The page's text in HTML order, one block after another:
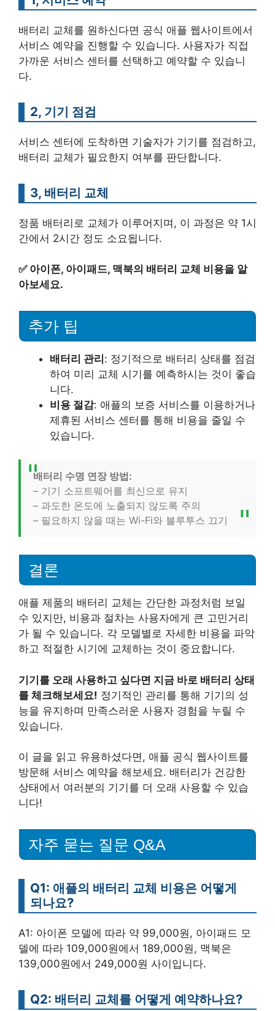
배터리 교체를 원하신다면 공식 애플 웹사이트에서
서비스 예약을 진행할 수 있습니다. 사용자가 직접
가까운 서비스 센터를 선택하고 예약할 수 있습니
다.
2, 기기 점검
서비스 센터에 도착하면 기술자가 기기를 점검하고,
배터리 교체가 필요한지 여부를 판단합니다.
3, 배터리 교체
정품 배터리로 교체가 이루어지며, 이 과정은 약 1시
간에서 2시간 정도 소요됩니다.
✅ 아이폰, 아이패드, 맥북의 배터리 교체 비용을 알
아보세요.
추가 팁
배터리 관리 : 정기적으로 배터리 상태를 점검
하여 미리 교체 시기를 예측하시는 것이 좋습
니다.
비용 절감: 애플의 보증 서비스를 이용하거나
제휴된 서비스 센터를 통해 비용을 줄일 수
있습니다.
배터리 수명 연장 방법:
– 기기 소프트웨어를 최신으로 유지
– 과도한 온도에 노출되지 않도록 주의
– 필요하지 않을 때는 Wi-Fi와 블루투스 끄기
결론
애플 제품의 배터리 교체는 간단한 과정처럼 보일
수 있지만, 비용과 절차는 사용자에게 큰 고민거리
가 될 수 있습니다. 각 모델별로 자세한 비용을 파악
하고 적절한 시기에 교체하는 것이 중요합니다.
기기를 오래 사용하고 싶다면 지금 바로 배터리 상태
를 체크해보세요! 정기적인 관리를 통해 기기의 성
능을 유지하며 만족스러운 사용자 경험을 누릴 수
있습니다.
이 글을 읽고 유용하셨다면, 애플 공식 웹사이트를
방문해 서비스 예약을 해보세요. 배터리가 건강한
상태에서 여러분의 기기를 더 오래 사용할 수 있습
니다!
자주 묻는 질문 Q&A
Q1: 애플의 배터리 교체 비용은 어떻게
되나요?
A1: 아이폰 모델에 따라 약 99,000원, 아이패드 모
델에 따라 109,000원에서 189,000원, 맥북은
139,000원에서 249,000원 사이입니다.
Q2: 배터리 교체를 어떻게 예약하나요?